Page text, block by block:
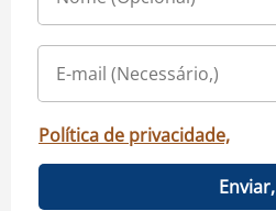
Política de privacidade,
Enviar,